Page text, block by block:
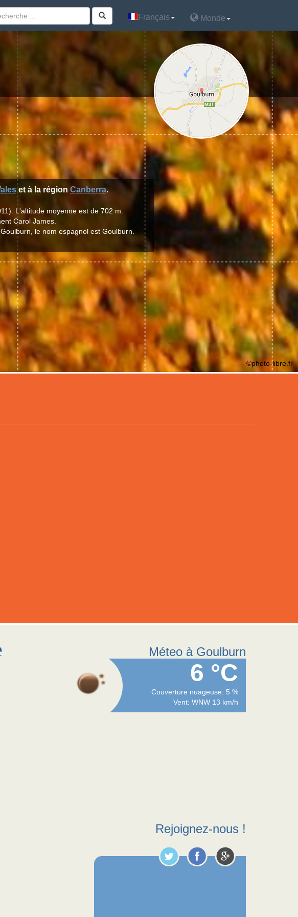
Français Monde
et à la région Canberra.
L'altitude moyenne est de 702 m.
Carol James.
le nom espagnol est Goulburn.
©photo-libre.fr
Méteo à Goulburn
6 °C
Couverture nuageuse: 5 %
Vent: WNW 13 km/h
Rejoignez-nous !
Français Monde